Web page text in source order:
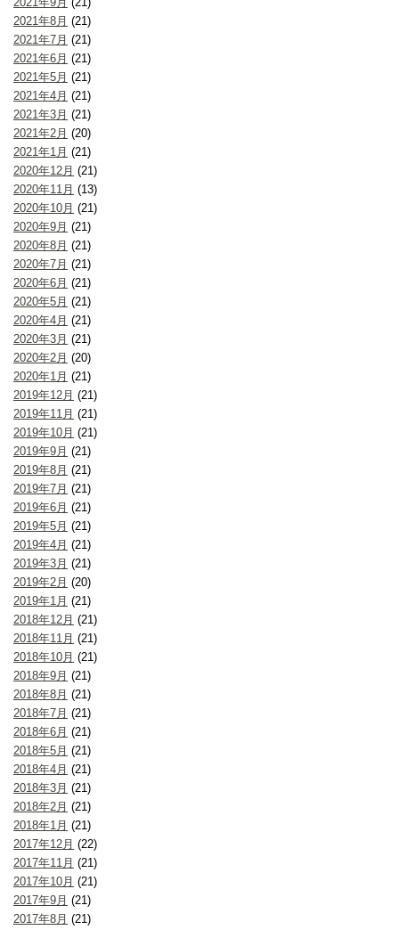
2021年8月 (21)
2021年7月 (21)
2021年6月 (21)
2021年5月 (21)
2021年4月 (21)
2021年3月 (21)
2021年2月 (20)
2021年1月 (21)
2020年12月 (21)
2020年11月 (13)
2020年10月 (21)
2020年9月 (21)
2020年8月 (21)
2020年7月 (21)
2020年6月 (21)
2020年5月 (21)
2020年4月 (21)
2020年3月 (21)
2020年2月 (20)
2020年1月 (21)
2019年12月 (21)
2019年11月 (21)
2019年10月 (21)
2019年9月 (21)
2019年8月 (21)
2019年7月 (21)
2019年6月 (21)
2019年5月 (21)
2019年4月 (21)
2019年3月 (21)
2019年2月 (20)
2019年1月 (21)
2018年12月 (21)
2018年11月 (21)
2018年10月 (21)
2018年9月 (21)
2018年8月 (21)
2018年7月 (21)
2018年6月 (21)
2018年5月 (21)
2018年4月 (21)
2018年3月 (21)
2018年2月 (21)
2018年1月 (21)
2017年12月 (22)
2017年11月 (21)
2017年10月 (21)
2017年9月 (21)
2017年8月 (21)